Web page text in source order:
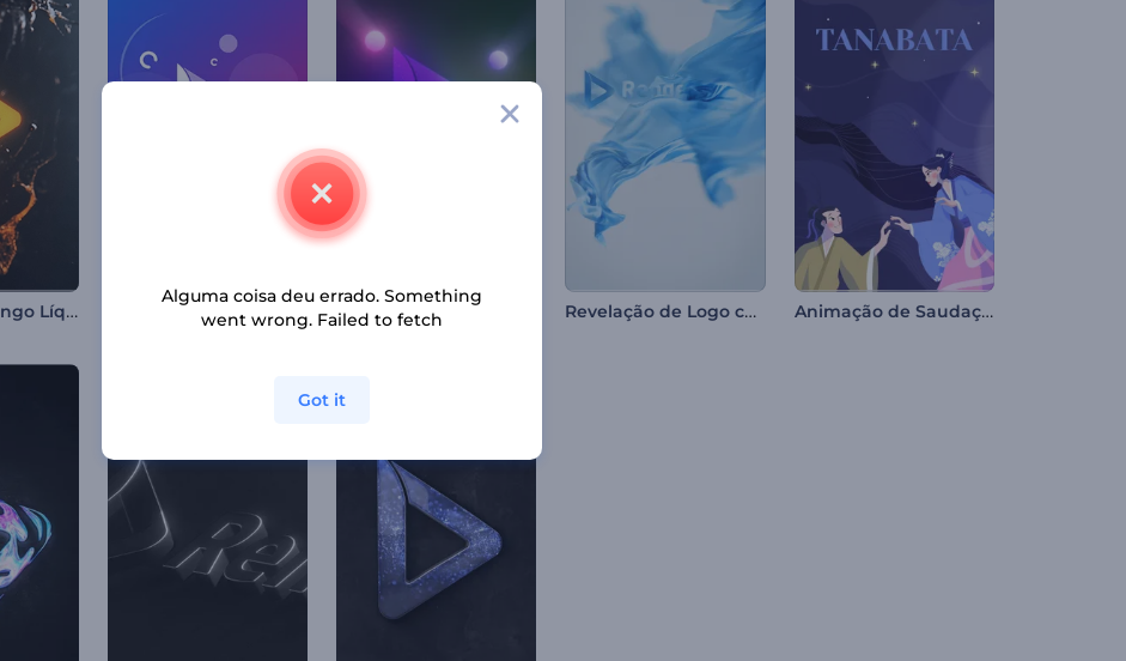
Intro de Respingo Líquido Flamejante Revelação de Logo com Tecido de Seda Animação de Saudação Tanabata
Alguma coisa deu errado. Something
went wrong. Failed to fetch
Got it